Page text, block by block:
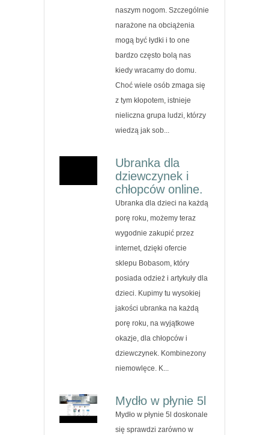
naszym nogom. Szczególnie
narażone na obciążenia
mogą być łydki i to one
bardzo często bolą nas
kiedy wracamy do domu.
Choć wiele osób zmaga się
z tym kłopotem, istnieje
nieliczna grupa ludzi, którzy
wiedzą jak sob...
Ubranka dla
dziewczynek i
chłopców online.
Ubranka dla dzieci na każdą
porę roku, możemy teraz
wygodnie zakupić przez
internet, dzięki ofercie
sklepu Bobasom, który
posiada odzież i artykuły dla
dzieci. Kupimy tu wysokiej
jakości ubranka na każdą
porę roku, na wyjątkowe
okazje, dla chłopców i
dziewczynek. Kombinezony
niemowlęce. K...
Mydło w płynie 5l
Mydło w płynie 5l doskonale
się sprawdzi zarówno w